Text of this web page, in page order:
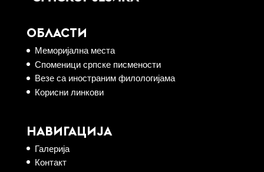
ОБЛАСТИ
Меморијална места
Споменици српске писмености
Везе са иностраним филологијама
Корисни линкови
НАВИГАЦИЈА
Галерија
Контакт